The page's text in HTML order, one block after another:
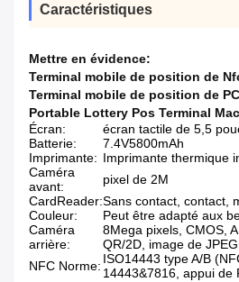
Caractéristiques
Mettre en évidence:
Terminal mobile de position de
Terminal mobile de position de
Portable Lottery Pos Terminal
Écran:
écran tactile de 5,5
Batterie:
7.4V5800mAh
Imprimante: Imprimante thermique
Caméra
avant:
pixel de 2M
CardReader:Sans contact, contact,
Couleur:
Peut être adapté aux
Caméra
arrière:
8Mega pixels, CMOS,
QR/2D, image de
NFC Norme: ISO14443 type A/B
14443&7816, appui de